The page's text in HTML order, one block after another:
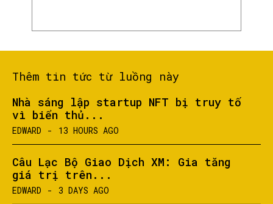
Thêm tin tức từ luồng này
Nhà sáng lập startup NFT bị truy tố
vì biển thủ...
EDWARD - 13 HOURS AGO
Câu Lạc Bộ Giao Dịch XM: Gia tăng
giá trị trên...
EDWARD - 3 DAYS AGO